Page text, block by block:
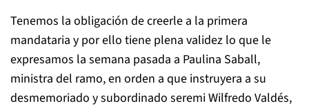
Tenemos la obligación de creerle a la primera
mandataria y por ello tiene plena validez lo que le
expresamos la semana pasada a Paulina Saball,
ministra del ramo, en orden a que instruyera a su
desmemoriado y subordinado seremi Wilfredo Valdés,